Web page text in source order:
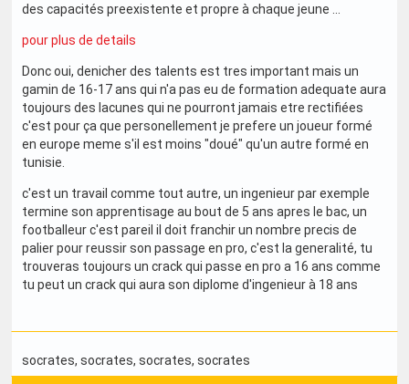
des capacités preexistente et propre à chaque jeune ...
pour plus de details
Donc oui, denicher des talents est tres important mais un
gamin de 16-17 ans qui n'a pas eu de formation adequate aura
toujours des lacunes qui ne pourront jamais etre rectifiées
c'est pour ça que personellement je prefere un joueur formé
en europe meme s'il est moins "doué" qu'un autre formé en
tunisie.
c'est un travail comme tout autre, un ingenieur par exemple
termine son apprentisage au bout de 5 ans apres le bac, un
footballeur c'est pareil il doit franchir un nombre precis de
palier pour reussir son passage en pro, c'est la generalité, tu
trouveras toujours un crack qui passe en pro a 16 ans comme
tu peut un crack qui aura son diplome d'ingenieur à 18 ans
socrates, socrates, socrates, socrates